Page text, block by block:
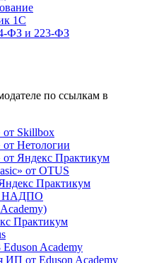
1С
и 223‑ФЗ
по ссылкам в
Skillbox
Нетологии
Яндекс Практикум
от OTUS
Практикум
НАДПО
Практикум
Academy
ИП от Eduson Academy